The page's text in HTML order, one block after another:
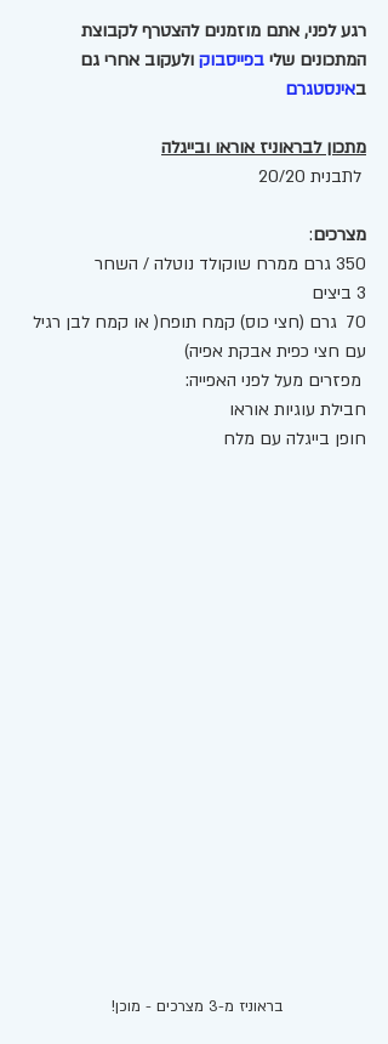
רגע לפני, אתם מוזמנים להצטרף לקבוצת
המתכונים שלי בפייסבוק ולעקוב אחרי גם
באינסטגרם
מתכון לבראוניז אוראו ובייגלה
מצרכים:
350 גרם ממרח שוקולד נוטלה / השחר
3 ביצים
70  גרם (חצי כוס) קמח תופח( או קמח לבן רגיל
עם חצי כפית אבקת אפיה)
חבילת עוגיות אוראו
חופן בייגלה עם מלח
בראוניז מ-3 מצרכים - מוכן!